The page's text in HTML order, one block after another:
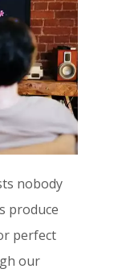
nobody
produce
perfect
our